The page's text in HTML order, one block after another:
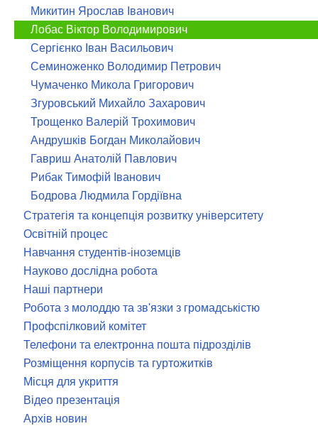
Микитин Ярослав Іванович
Лобас Віктор Володимирович
Сергієнко Іван Васильович
Семиноженко Володимир Петрович
Чумаченко Микола Григорович
Згуровський Михайло Захарович
Трощенко Валерій Трохимович
Андрушків Богдан Миколайович
Гавриш Анатолій Павлович
Рибак Тимофій Іванович
Бодрова Людмила Гордіївна
Стратегія та концепція розвитку університету
Освітній процес
Навчання студентів-іноземців
Науково дослідна робота
Наші партнери
Робота з молоддю та зв'язки з громадськістю
Профспілковий комітет
Телефони та електронна пошта підрозділів
Розміщення корпусів та гуртожитків
Місця для укриття
Відео презентація
Архів новин